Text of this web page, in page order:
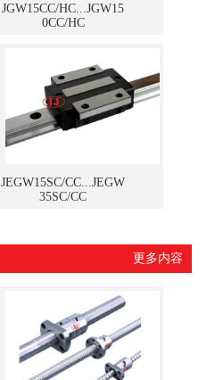
JGW15CC/HC...JGW15
0CC/HC
JEGW15SC/CC...JEGW
35SC/CC
更多内容